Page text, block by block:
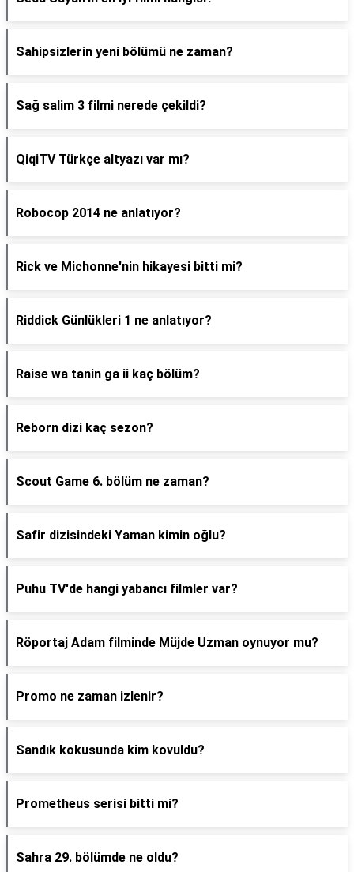
Sahipsizlerin yeni bölümü ne zaman?
Sağ salim 3 filmi nerede çekildi?
QiqiTV Türkçe altyazı var mı?
Robocop 2014 ne anlatıyor?
Rick ve Michonne'nin hikayesi bitti mi?
Riddick Günlükleri 1 ne anlatıyor?
Raise wa tanin ga ii kaç bölüm?
Reborn dizi kaç sezon?
Scout Game 6. bölüm ne zaman?
Safir dizisindeki Yaman kimin oğlu?
Puhu TV'de hangi yabancı filmler var?
Röportaj Adam filminde Müjde Uzman oynuyor mu?
Promo ne zaman izlenir?
Sandık kokusunda kim kovuldu?
Prometheus serisi bitti mi?
Sahra 29. bölümde ne oldu?